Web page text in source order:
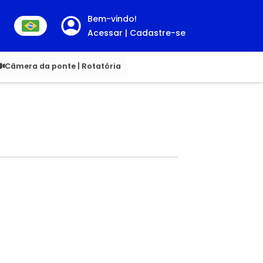
Bem-vindo!
Acessar | Cadastre-se
Câmera da ponte | Rotatória